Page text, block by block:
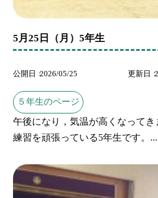
5月25日（月）5年生
公開日 2026/05/25 更新日
５年生のページ
午後になり，気温が高くなって
練習を頑張っている5年生です。...